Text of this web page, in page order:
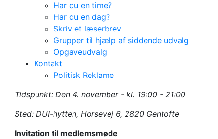
Har du en time?
Har du en dag?
Skriv et læserbrev
Grupper til hjælp af siddende udvalg
Opgaveudvalg
Kontakt
Politisk Reklame
Medlemsmøde -
Senior- og
sundhedspolitik
Tidspunkt: Den 4. november - kl. 19:00 - 21:00
Sted: DUI-hytten, Horsevej 6, 2820 Gentofte
Invitation til medlemsmøde